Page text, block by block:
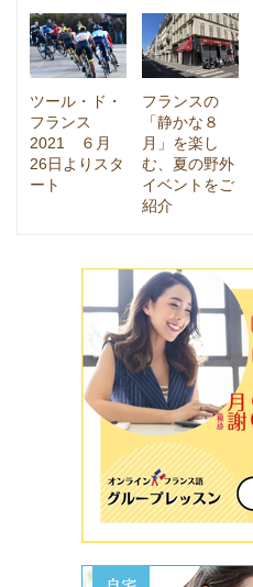
ツール・ド・
フランス
2021 ６月
26日よりスタ
ート
フランスの
「静かな８
月」を楽し
む、夏の野外
イベントをご
紹介